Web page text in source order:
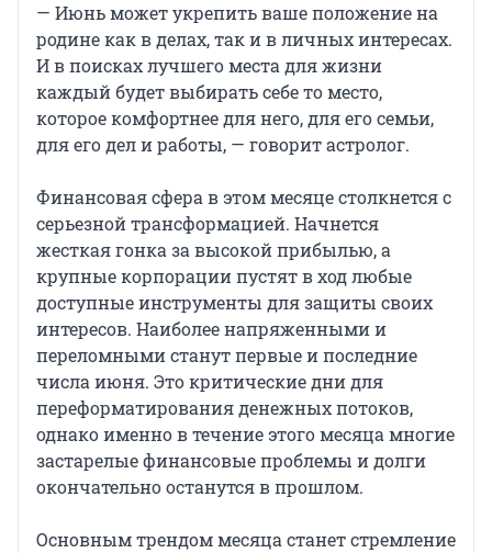
— Июнь может укрепить ваше положение на
родине как в делах, так и в личных интересах.
И в поисках лучшего места для жизни
каждый будет выбирать себе то место,
которое комфортнее для него, для его семьи,
для его дел и работы, — говорит астролог.
Финансовая сфера в этом месяце столкнется с
серьезной трансформацией. Начнется
жесткая гонка за высокой прибылью, а
крупные корпорации пустят в ход любые
доступные инструменты для защиты своих
интересов. Наиболее напряженными и
переломными станут первые и последние
числа июня. Это критические дни для
переформатирования денежных потоков,
однако именно в течение этого месяца многие
застарелые финансовые проблемы и долги
окончательно останутся в прошлом.
Основным трендом месяца станет стремление